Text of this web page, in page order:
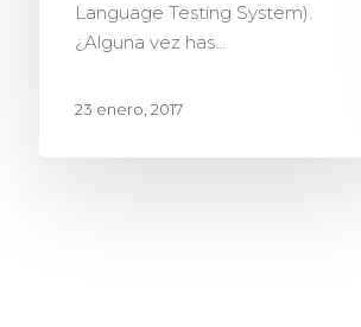
Language Testing System).
¿Alguna vez has…
23 enero, 2017